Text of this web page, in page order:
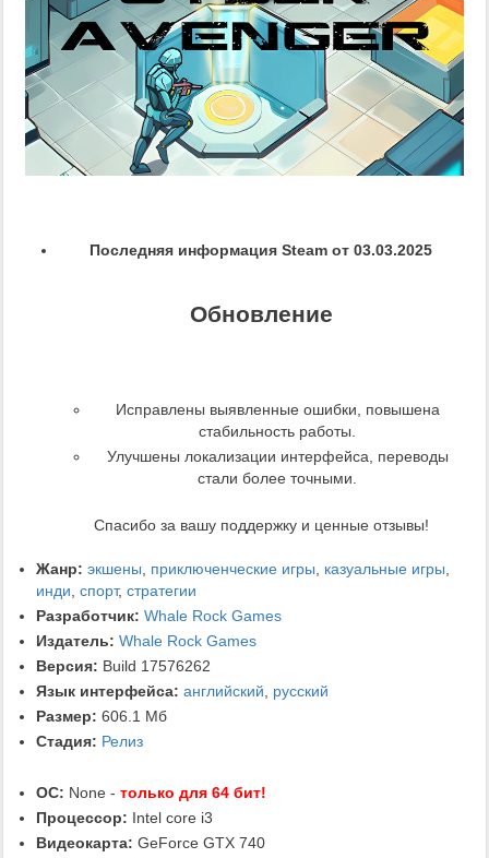
Последняя информация Steam от 03.03.2025
Обновление
Исправлены выявленные ошибки, повышена
стабильность работы.
Улучшены локализации интерфейса, переводы
стали более точными.
Спасибо за вашу поддержку и ценные отзывы!
Жанр: экшены, приключенческие игры, казуальные игры,
инди, спорт, стратегии
Разработчик: Whale Rock Games
Издатель: Whale Rock Games
Версия: Build 17576262
Язык интерфейса: английский, русский
Размер: 606.1 Мб
Стадия: Релиз
ОС: None - только для 64 бит!
Процессор: Intel core i3
Видеокарта: GeForce GTX 740